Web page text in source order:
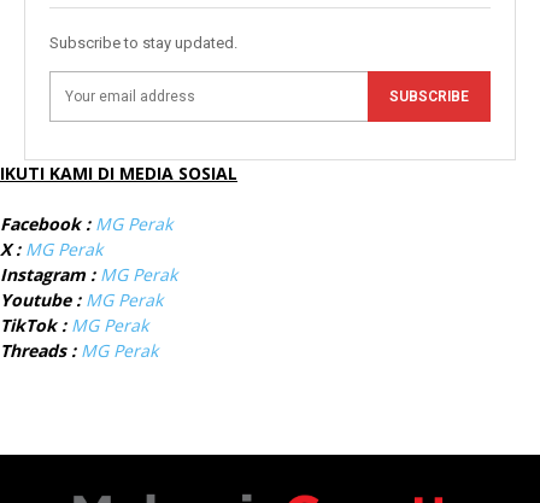
Subscribe to stay updated.
SUBSCRIBE
IKUTI KAMI DI MEDIA SOSIAL
Facebook : MG Perak
X : MG Perak
Instagram : MG Perak
Youtube : MG Perak
TikTok : MG Perak
Threads : MG Perak